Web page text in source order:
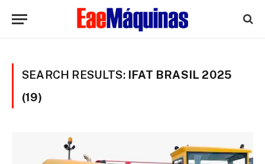
SEARCH RESULTS: IFAT BRASIL 2025
(19)